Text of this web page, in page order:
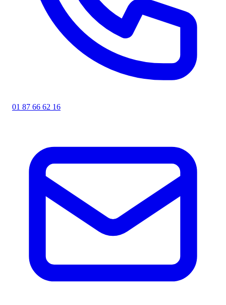
01 87 66 62 16